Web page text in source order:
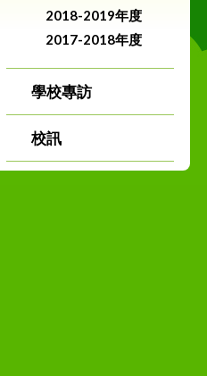
2018-2019年度
2017-2018年度
學校專訪
校訊